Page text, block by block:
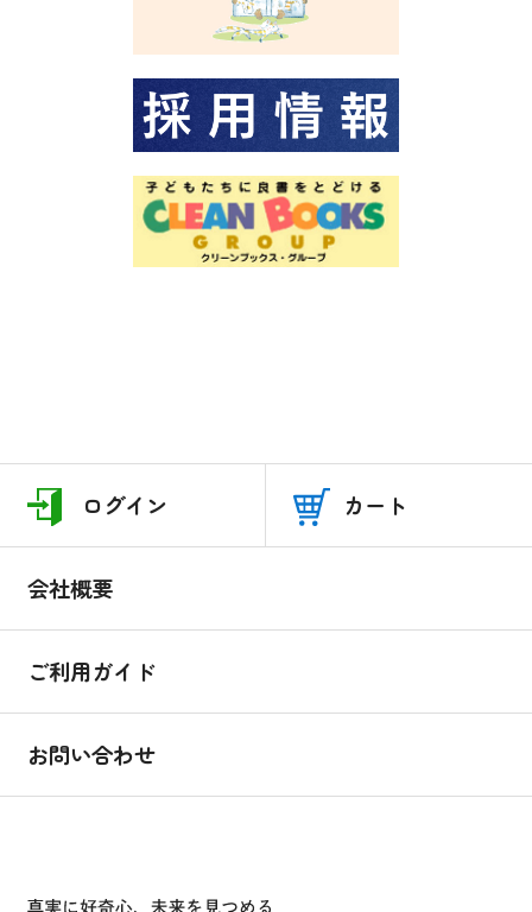
ログイン カート
会社概要
ご利用ガイド
お問い合わせ